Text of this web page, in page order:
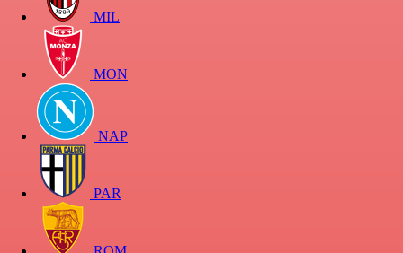
MIL
MON
NAP
PAR